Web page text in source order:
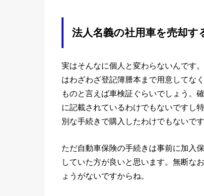
法人名義の社用車を売却す
実はそんなに個人と変わらないんです
はわざわざ登記簿謄本まで用意してな
ものと言えば車検証ぐらいでしょう。
に記載されているわけでもないですし
別な手続きで購入したわけでもないです
ただ自動車保険の手続きは事前に加入
していた方が良いと思います。無断な
ょうがないですからね。